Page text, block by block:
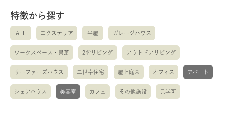
特徴から探す
ALL エクステリア 平屋 ガレージハウス
ワークスペース・書斎 2階リビング アウトドアリビング
サーファーズハウス 二世帯住宅 屋上庭園 オフィス アパート
シェアハウス 美容室 カフェ その他施設 見学可